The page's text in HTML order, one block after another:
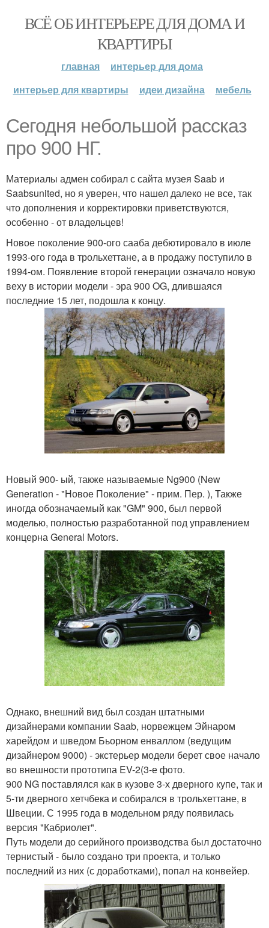
ВСЁ ОБ ИНТЕРЬЕРЕ ДЛЯ ДОМА И
КВАРТИРЫ
главная
интерьер для дома
интерьер для квартиры
идеи дизайна мебель
Сегодня небольшой рассказ
про 900 НГ.
Материалы адмен собирал с сайта музея Saab и
Saabsunited, но я уверен, что нашел далеко не все, так
что дополнения и корректировки приветствуются,
особенно - от владельцев!
Новое поколение 900-ого сааба дебютировало в июле
1993-ого года в трольхеттане, а в продажу поступило в
1994-ом. Появление второй генерации означало новую
веху в истории модели - эра 900 OG, длившаяся
последние 15 лет, подошла к концу.
Новый 900- ый, также называемые Ng900 (New
Generation - "Новое Поколение" - прим. Пер. ), Также
иногда обозначаемый как "GM" 900, был первой
моделью, полностью разработанной под управлением
концерна General Motors.
Однако, внешний вид был создан штатными
дизайнерами компании Saab, норвежцем Эйнаром
харейдом и шведом Бьорном енваллом (ведущим
дизайнером 9000) - экстерьер модели берет свое начало
во внешности прототипа EV-2(3-е фото.
900 NG поставлялся как в кузове 3-х дверного купе, так и
5-ти дверного хетчбека и собирался в трольхеттане, в
Швеции. С 1995 года в модельном ряду появилась
версия "Кабриолет".
Путь модели до серийного производства был достаточно
тернистый - было создано три проекта, и только
последний из них (с доработками), попал на конвейер.